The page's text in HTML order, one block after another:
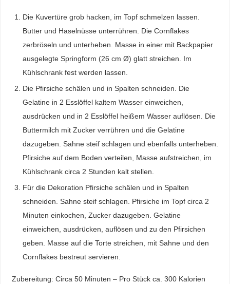
Die Kuvertüre grob hacken, im Topf schmelzen lassen.
Butter und Haselnüsse unterrühren. Die Cornflakes
zerbröseln und unterheben. Masse in einer mit Backpapier
ausgelegte Springform (26 cm Ø) glatt streichen. Im
Kühlschrank fest werden lassen.
Die Pfirsiche schälen und in Spalten schneiden. Die
Gelatine in 2 Esslöffel kaltem Wasser einweichen,
ausdrücken und in 2 Esslöffel heißem Wasser auflösen. Die
Buttermilch mit Zucker verrühren und die Gelatine
dazugeben. Sahne steif schlagen und ebenfalls unterheben.
Pfirsiche auf dem Boden verteilen, Masse aufstreichen, im
Kühlschrank circa 2 Stunden kalt stellen.
Für die Dekoration Pfirsiche schälen und in Spalten
schneiden. Sahne steif schlagen. Pfirsiche im Topf circa 2
Minuten einkochen, Zucker dazugeben. Gelatine
einweichen, ausdrücken, auflösen und zu den Pfirsichen
geben. Masse auf die Torte streichen, mit Sahne und den
Cornflakes bestreut servieren.
Zubereitung: Circa 50 Minuten – Pro Stück ca. 300 Kalorien